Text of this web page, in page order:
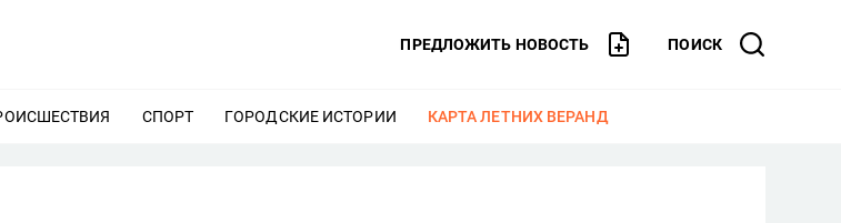
ПРЕДЛОЖИТЬ НОВОСТЬ ПОИСК
ЕЩЕ
СПОРТ ЕЩЕ
ГОРОДСКИЕ ИСТОРИИ ЕЩЕ
КАРТА ЛЕТНИХ ВЕРАНД